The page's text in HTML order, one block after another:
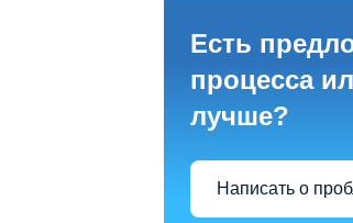
Есть
процесса
лучше?
Написать о